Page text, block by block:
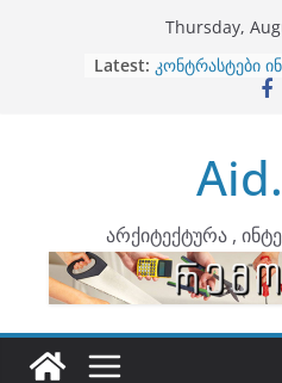
Thursday,
Latest: ბინების
კონტრასტები
ინტერიერის
არტემიდი
არქიტექტურა ,